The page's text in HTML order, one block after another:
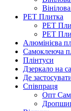
PET Плитка
PET
PET
Алюмінієва
Самоклеюча
Плінтуси
Дзеркало на
Де
Співпраця
Опт